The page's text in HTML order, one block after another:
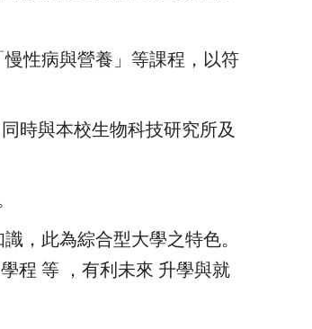
性病與營養」等課程，以符
時與本校生物科技研究所及
，此為綜合型大學之特色。
程 等 ，有利未來 升學與就